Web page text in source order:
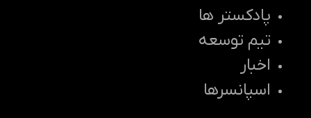
پادکستر ها
تیم توسعه
اخبار
اسپانسرها